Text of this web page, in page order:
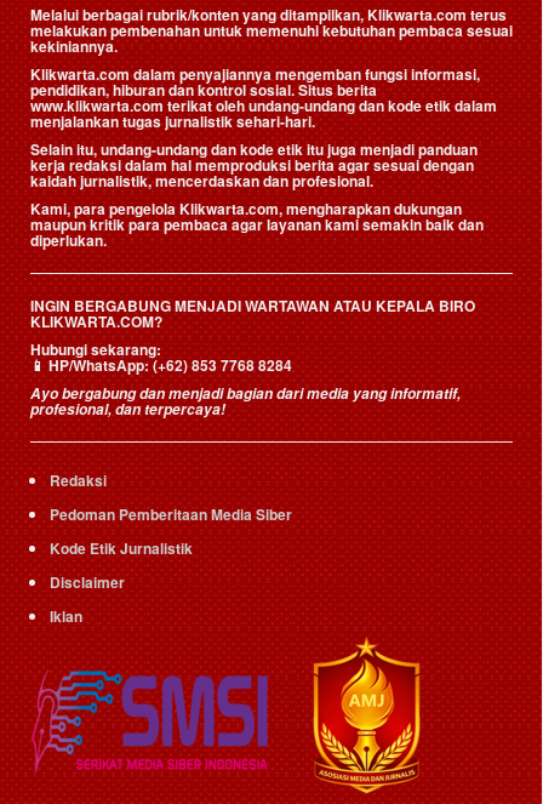
Melalui berbagai rubrik/konten yang ditampilkan, Klikwarta.com terus
melakukan pembenahan untuk memenuhi kebutuhan pembaca sesuai
kekiniannya.
Klikwarta.com dalam penyajiannya mengemban fungsi informasi,
pendidikan, hiburan dan kontrol sosial. Situs berita
www.klikwarta.com terikat oleh undang-undang dan kode etik dalam
menjalankan tugas jurnalistik sehari-hari.
Selain itu, undang-undang dan kode etik itu juga menjadi panduan
kerja redaksi dalam hal memproduksi berita agar sesuai dengan
kaidah jurnalistik, mencerdaskan dan profesional.
Kami, para pengelola Klikwarta.com, mengharapkan dukungan
maupun kritik para pembaca agar layanan kami semakin baik dan
diperlukan.
INGIN BERGABUNG MENJADI WARTAWAN ATAU KEPALA BIRO
KLIKWARTA.COM?
Hubungi sekarang:
📱HP/WhatsApp:(+62) 853 7768 8284
Ayo bergabung dan menjadi bagian dari media yang informatif,
profesional, dan terpercaya!
Redaksi
Pedoman Pemberitaan Media Siber
Kode Etik Jurnalistik
Disclaimer
Iklan